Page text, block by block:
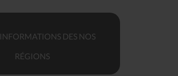
INFORMATIONS DES NOS
RÉGIONS